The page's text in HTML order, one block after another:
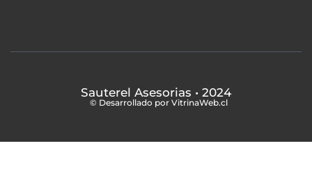
Sauterel Asesorias • 2024
© Desarrollado por VitrinaWeb.cl